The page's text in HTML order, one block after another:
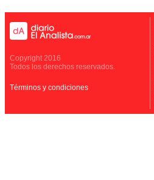
Copyright 2016
Todos los derechos reservados.
Términos y condiciones